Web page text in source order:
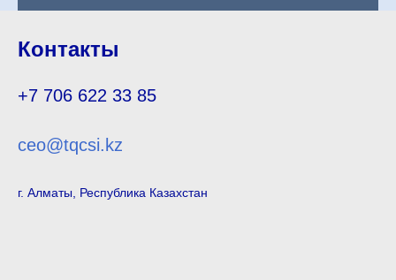
Контакты
+7 706 622 33 85
ceo@tqcsi.kz
г. Алматы, Республика Казахстан